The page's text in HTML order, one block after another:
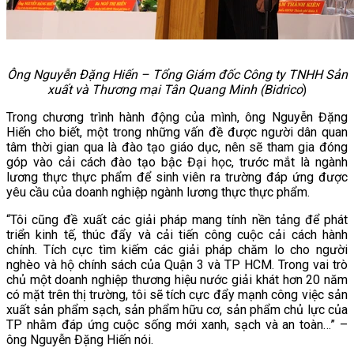
Ông Nguyễn Đặng Hiến – Tổng Giám đốc Công ty TNHH Sản
xuất và Thương mại Tân Quang Minh (Bidrico)
Trong chương trình hành động của mình, ông Nguyễn Đặng
Hiến cho biết, một trong những vấn đề được người dân quan
tâm thời gian qua là đào tạo giáo dục, nên sẽ tham gia đóng
góp vào cải cách đào tạo bậc Đại học, trước mắt là ngành
lương thực thực phẩm để sinh viên ra trường đáp ứng được
yêu cầu của doanh nghiệp ngành lương thực thực phẩm.
“Tôi cũng đề xuất các giải pháp mang tính nền tảng để phát
triển kinh tế, thúc đẩy và cải tiến công cuộc cải cách hành
chính. Tích cực tìm kiếm các giải pháp chăm lo cho người
nghèo và hộ chính sách của Quận 3 và TP HCM. Trong vai trò
chủ một doanh nghiệp thương hiệu nước giải khát hơn 20 năm
có mặt trên thị trường, tôi sẽ tích cực đẩy mạnh công việc sản
xuất sản phẩm sạch, sản phẩm hữu cơ, sản phẩm chủ lực của
TP nhằm đáp ứng cuộc sống mới xanh, sạch và an toàn…” –
ông Nguyễn Đặng Hiến nói.